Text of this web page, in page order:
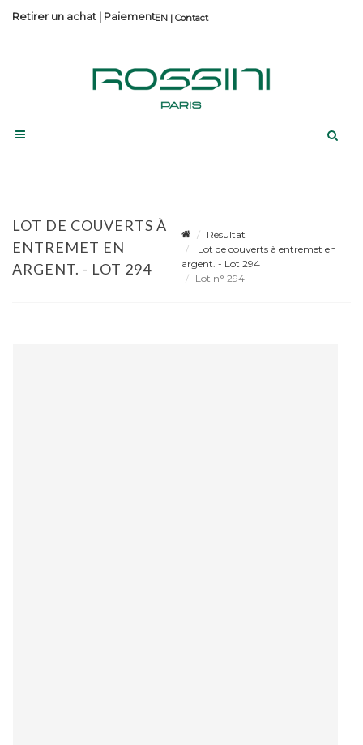
Contact
Retirer un achat | Paiement
LOT DE COUVERTS À
ENTREMET EN
ARGENT. - LOT 294
Résultat
Lot de couverts à entremet en
argent. - Lot 294
Lot n° 294